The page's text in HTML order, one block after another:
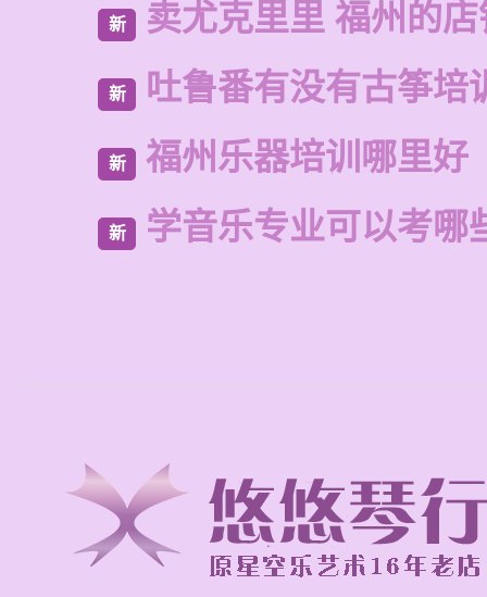
新 卖尤克里里 福州的店
新 吐鲁番有没有古筝培
新 福州乐器培训哪里好
新 学音乐专业可以考哪